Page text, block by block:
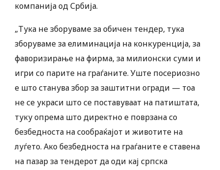
компанија од Србија.
„Тука не зборуваме за обичен тендер, тука
зборуваме за елиминација на конкуренција, за
фаворизирање на фирма, за милионски суми и
игри со парите на граѓаните. Уште посериозно
е што станува збор за заштитни огради — тоа
не се украси што се поставуваат на патиштата,
туку опрема што директно е поврзана со
безбедноста на сообраќајот и животите на
луѓето. Ако безбедноста на граѓаните е ставена
на пазар за тендерот да оди кај српска